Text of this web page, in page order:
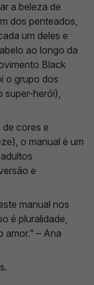
a beleza de
dos penteados,
um deles e
ao longo da
Black
o grupo dos
super-herói),
de cores e
o manual é um
e
manual nos
é pluralidade,
amor.” – Ana